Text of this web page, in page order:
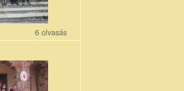
6 olvasás